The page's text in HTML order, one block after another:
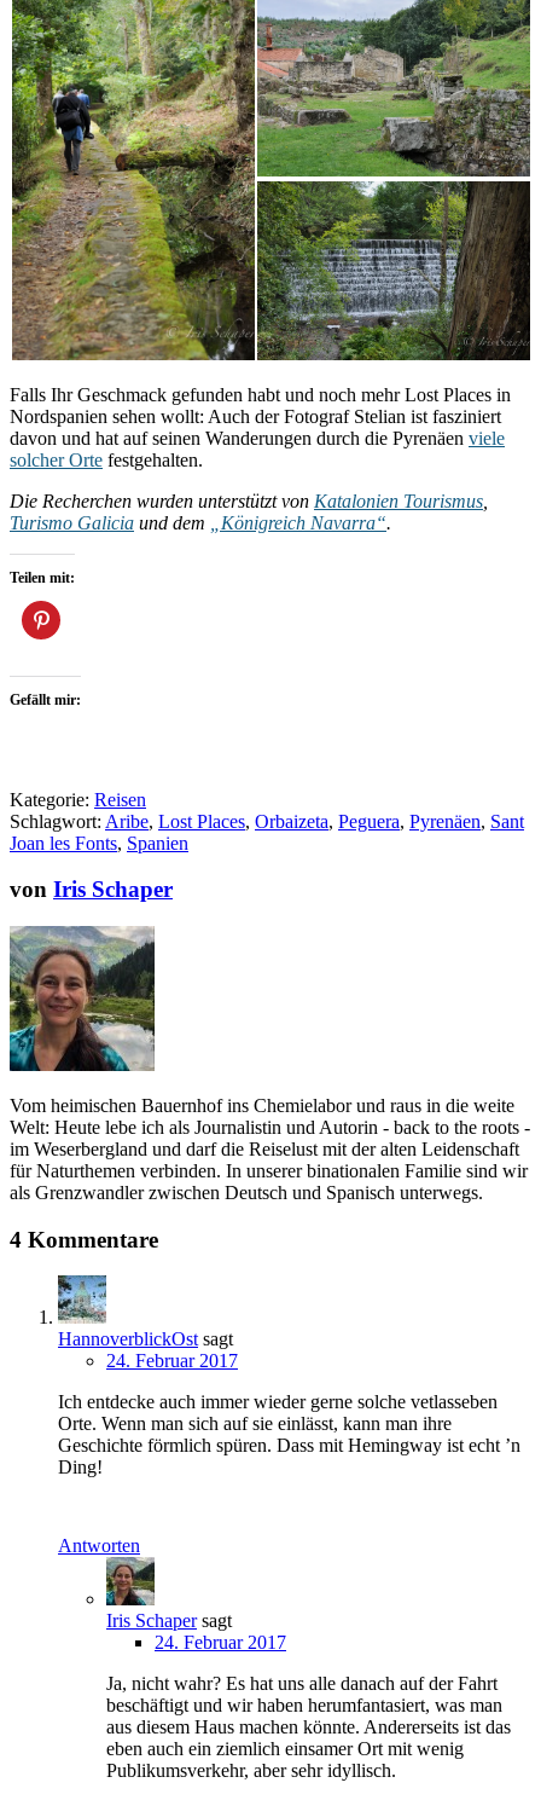
Falls Ihr Geschmack gefunden habt und noch mehr Lost Places in
Nordspanien sehen wollt: Auch der Fotograf Stelian ist fasziniert
davon und hat auf seinen Wanderungen durch die Pyrenäen viele
solcher Orte festgehalten.
Die Recherchen wurden unterstützt von Katalonien Tourismus
Turismo Galicia und dem „Königreich Navarra“.
Teilen mit:
Gefällt mir:
Kategorie: Reisen
Schlagwort: Aribe, Lost Places, Orbaizeta, Peguera, Pyrenäen, Sant
Joan les Fonts, Spanien
von Iris Schaper
Vom heimischen Bauernhof ins Chemielabor und raus in die weite
Welt: Heute lebe ich als Journalistin und Autorin - back to the roots -
im Weserbergland und darf die Reiselust mit der alten Leidenschaft
für Naturthemen verbinden. In unserer binationalen Familie sind wir
als Grenzwandler zwischen Deutsch und Spanisch unterwegs.
4 Kommentare
HannoverblickOst sagt
24. Februar 2017
Ich entdecke auch immer wieder gerne solche vetlasseben
Orte. Wenn man sich auf sie einlässt, kann man ihre
Geschichte förmlich spüren. Dass mit Hemingway ist echt ’n
Ding!
Antworten
Iris Schaper sagt
24. Februar 2017
Ja, nicht wahr? Es hat uns alle danach auf der Fahrt
beschäftigt und wir haben herumfantasiert, was man
aus diesem Haus machen könnte. Andererseits ist das
eben auch ein ziemlich einsamer Ort mit wenig
Publikumsverkehr, aber sehr idyllisch.